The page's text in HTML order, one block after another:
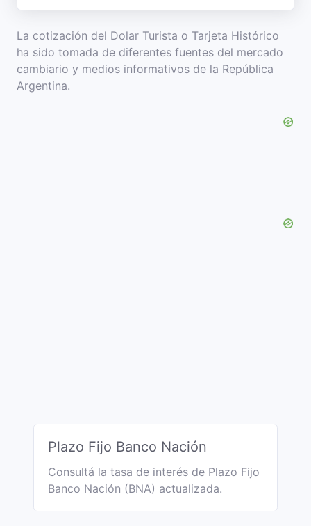
La cotización del Dolar Turista o Tarjeta Histórico
ha sido tomada de diferentes fuentes del mercado
cambiario y medios informativos de la República
Argentina.
Plazo Fijo Banco Nación
Consultá la tasa de interés de Plazo Fijo
Banco Nación (BNA) actualizada.